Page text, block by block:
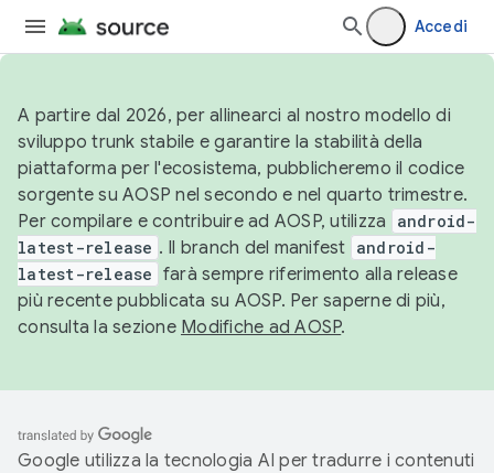
Accedi
A partire dal 2026, per allinearci al nostro modello di
sviluppo trunk stabile e garantire la stabilità della
piattaforma per l'ecosistema, pubblicheremo il codice
sorgente su AOSP nel secondo e nel quarto trimestre.
Per compilare e contribuire ad AOSP, utilizza
android-
latest-release . Il branch del manifest android-
latest-release farà sempre riferimento alla release
più recente pubblicata su AOSP. Per saperne di più,
consulta la sezione Modifiche ad AOSP.
Google utilizza la tecnologia AI per tradurre i contenuti